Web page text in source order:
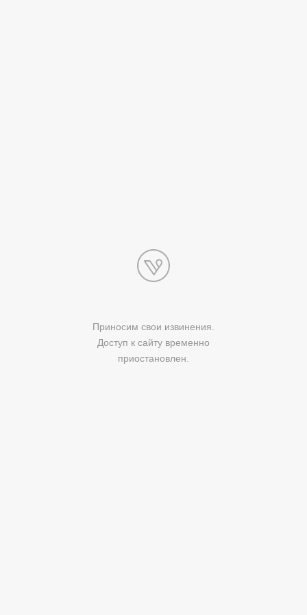
Приносим свои извинения.
Доступ к сайту временно
приостановлен.